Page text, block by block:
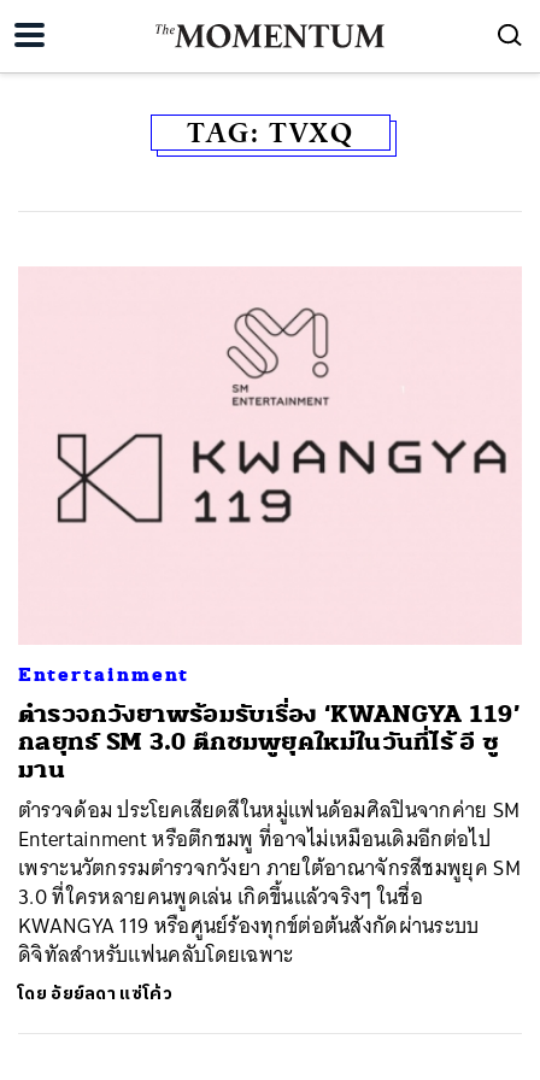
TAG: TVXQ
Entertainment
ตำรวจกวังยาพร้อมรับเรื่อง ‘KWANGYA 119’
กลยุทธ์ SM 3.0 ตึกชมพูยุคใหม่ในวันที่ไร้ อี ซู
มาน
ตำรวจด้อม ประโยคเสียดสีในหมู่แฟนด้อมศิลปินจากค่าย SM
Entertainment หรือตึกชมพู ที่อาจไม่เหมือนเดิมอีกต่อไป
เพราะนวัตกรรมตำรวจกวังยา ภายใต้อาณาจักรสีชมพูยุค SM
3.0 ที่ใครหลายคนพูดเล่น เกิดขึ้นแล้วจริงๆ ในชื่อ
KWANGYA 119 หรือศูนย์ร้องทุกข์ต่อต้นสังกัดผ่านระบบ
ดิจิทัลสำหรับแฟนคลับโดยเฉพาะ
โดย อัยย์ลดา แซ่โค้ว
SHARE